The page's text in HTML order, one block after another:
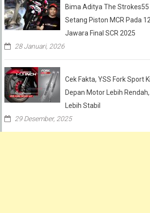
Bima Aditya The
Setang Piston MCR Pada
Jawara Final SCR 2025
28 Januari, 2026
Cek Fakta, YSS Fork Sport
Depan Motor Lebih
Lebih Stabil
29 Desember, 2025